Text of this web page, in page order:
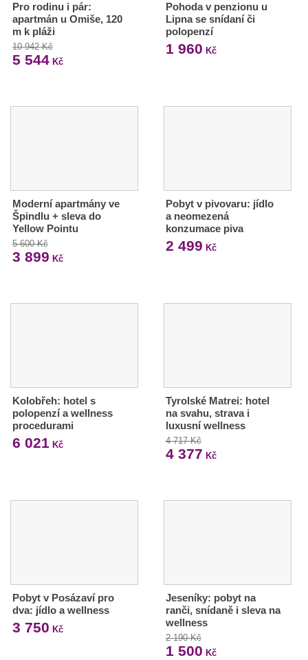
Pro rodinu i pár:
apartmán u Omiše, 120
m k pláži
10 942 Kč
5 544 Kč
Pohoda v penzionu u
Lipna se snídaní či
polopenzí
1 960 Kč
Moderní apartmány ve
Špindlu + sleva do
Yellow Pointu
5 600 Kč
3 899 Kč
Pobyt v pivovaru: jídlo
a neomezená
konzumace piva
2 499 Kč
Kolobřeh: hotel s
polopenzí a wellness
procedurami
6 021 Kč
Tyrolské Matrei: hotel
na svahu, strava i
luxusní wellness
4 717 Kč
4 377 Kč
Pobyt v Posázaví pro
dva: jídlo a wellness
3 750 Kč
Jeseníky: pobyt na
ranči, snídaně i sleva na
wellness
2 190 Kč
1 500 Kč